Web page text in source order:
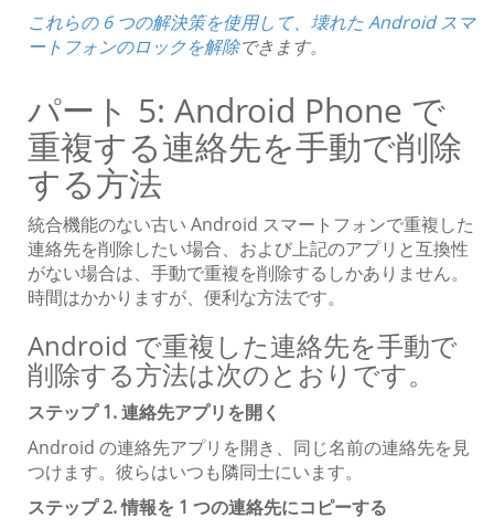
これらの 6 つの解決策を使用して、壊れた Android スマ
ートフォンのロックを解除できます。
パート 5: Android Phone で
重複する連絡先を手動で削除
する方法
統合機能のない古い Android スマートフォンで重複した
連絡先を削除したい場合、および上記のアプリと互換性
がない場合は、手動で重複を削除するしかありません。
時間はかかりますが、便利な方法です。
Android で重複した連絡先を手動で
削除する方法は次のとおりです。
ステップ 1. 連絡先アプリを開く
Android の連絡先アプリを開き、同じ名前の連絡先を見
つけます。彼らはいつも隣同士にいます。
ステップ 2. 情報を 1 つの連絡先にコピーする